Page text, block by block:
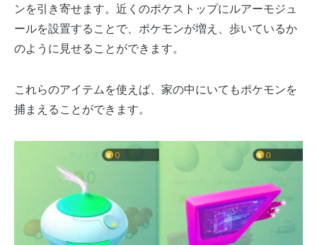
ンを引き寄せます。近くのポケストップにルアーモジュ
ールを設置することで、ポケモンが増え、歩いているか
のように見せることができます。
これらのアイテムを使えば、家の中にいてもポケモンを
捕まえることができます。